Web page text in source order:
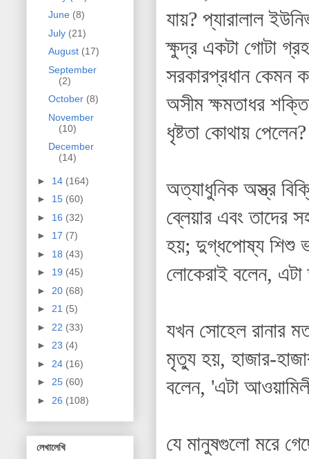
যায়? প্যারালাল
ক্ষুদ্র একটা গোটা
সরকারপ্রধান কেমন
অসীম ক্ষমতাধর
ধৃষ্টতা কোথায়
অত্যাধুনিক অস্ত্র
ব্লেয়ার এবং তাদের
হয়; দুগ্ধপোষ্য শিশু
লোকেরাই বলেন, এটা
যখন সোহেল রানার
মৃত্যু হয়, হাজার-
বলেন, 'এটা
যে মানুষগুলো মরে
June (8)
July (21)
August (17)
September
(2)
October (8)
November
(10)
December
(14)
► 14 (164)
► 15 (60)
► 16 (32)
► 17 (7)
► 18 (43)
► 19 (45)
► 20 (68)
►21 (5)
► 22 (33)
►23 (4)
► 24 (16)
►25 (60)
► 26 (108)
লেখালেখি